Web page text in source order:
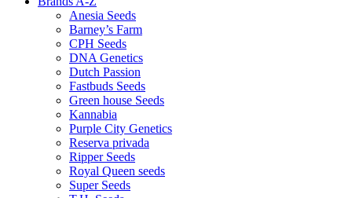
Anesia Seeds
Barney’s Farm
CPH Seeds
DNA Genetics
Dutch Passion
Fastbuds Seeds
Green house Seeds
Kannabia
Purple City Genetics
Reserva privada
Ripper Seeds
Royal Queen seeds
Super Seeds